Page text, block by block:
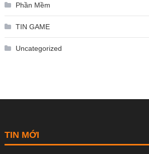
Phần Mềm
TIN GAME
Uncategorized
TIN MỚI